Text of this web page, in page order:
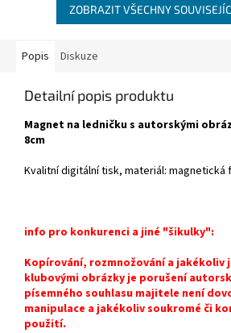
ZOBRAZIT VŠECHNY
Popis Diskuze
Detailní popis produktu
Magnet na ledničku s autorskými
8cm
Kvalitní digitální tisk, materiál: magnetická
info pro konkurenci a jiné "šikulky":
Kopírování, rozmnožování a jakékoliv
klubovými obrázky je porušení
písemného souhlasu majitele není
manipulace a jakékoliv soukromé či
použití.